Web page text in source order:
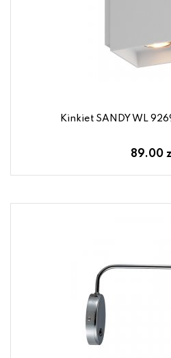
Kinkiet SANDY WL
89.00